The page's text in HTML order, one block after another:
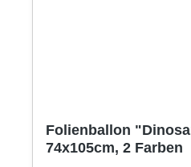
Folienballon
74x105cm, 2 Farben